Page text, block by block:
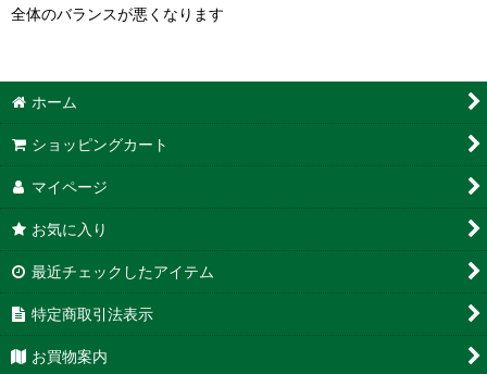
全体のバランスが悪くなります
ホーム
ショッピングカート
マイページ
お気に入り
最近チェックしたアイテム
特定商取引法表示
お買物案内